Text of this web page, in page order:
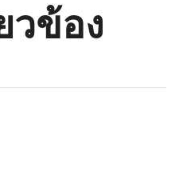
วข้อง